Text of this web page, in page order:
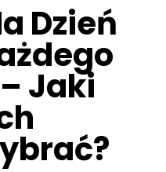
Dzień
Jaki